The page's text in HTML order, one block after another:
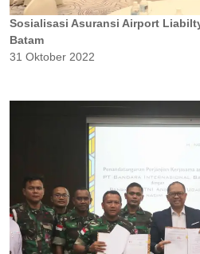
Sosialisasi Asuransi Airport
Batam
31 Oktober 2022